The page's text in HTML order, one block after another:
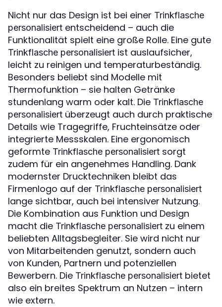
Nicht nur das Design ist bei einer Trinkflasche
personalisiert entscheidend – auch die
Funktionalität spielt eine große Rolle. Eine gute
Trinkflasche personalisiert ist auslaufsicher,
leicht zu reinigen und temperaturbeständig.
Besonders beliebt sind Modelle mit
Thermofunktion – sie halten Getränke
stundenlang warm oder kalt. Die Trinkflasche
personalisiert überzeugt auch durch praktische
Details wie Tragegriffe, Fruchteinsätze oder
integrierte Messskalen. Eine ergonomisch
geformte Trinkflasche personalisiert sorgt
zudem für ein angenehmes Handling. Dank
modernster Drucktechniken bleibt das
Firmenlogo auf der Trinkflasche personalisiert
lange sichtbar, auch bei intensiver Nutzung.
Die Kombination aus Funktion und Design
macht die Trinkflasche personalisiert zu einem
beliebten Alltagsbegleiter. Sie wird nicht nur
von Mitarbeitenden genutzt, sondern auch
von Kunden, Partnern und potenziellen
Bewerbern. Die Trinkflasche personalisiert bietet
also ein breites Spektrum an Nutzen – intern
wie extern.